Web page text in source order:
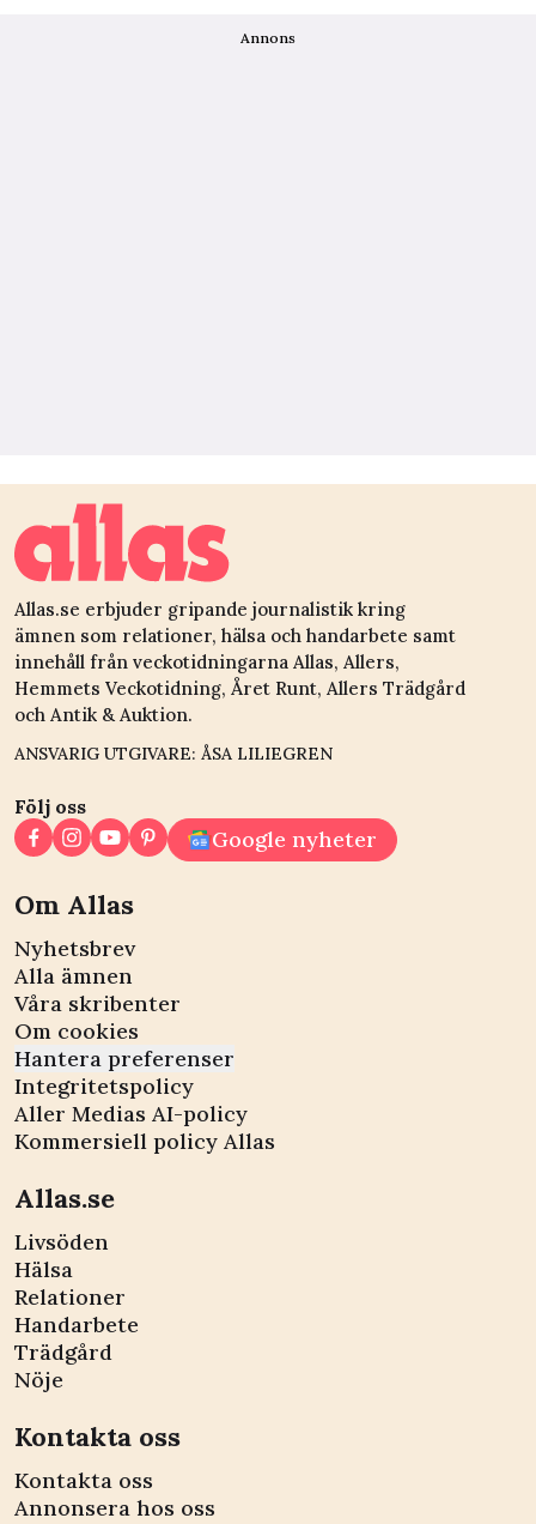
Annons
Allas.se erbjuder gripande journalistik kring
ämnen som relationer, hälsa och handarbete samt
innehåll från veckotidningarna Allas, Allers,
Hemmets Veckotidning, Året Runt, Allers Trädgård
och Antik & Auktion.
ANSVARIG UTGIVARE: ÅSA LILIEGREN
Följ oss
Google nyheter
Om Allas
Nyhetsbrev
Alla ämnen
Våra skribenter
Om cookies
Hantera preferenser
Integritetspolicy
Aller Medias AI-policy
Kommersiell policy Allas
Allas.se
Livsöden
Hälsa
Relationer
Handarbete
Trädgård
Nöje
Kontakta oss
Kontakta oss
Annonsera hos oss